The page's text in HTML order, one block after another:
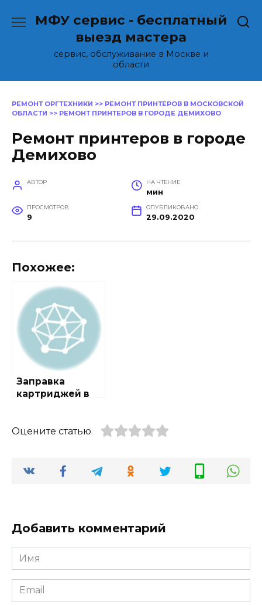
МФУ сервис - бесплатный
выезд мастера
сервис, обслуживание в Москве и
области
РЕМОНТ ОРГТЕХНИКИ >> РЕМОНТ ПРИНТЕРОВ В МОСКОВСКОЙ
ОБЛАСТИ >> РЕМОНТ ПРИНТЕРОВ В ГОРОДЕ ДЕМИХОВО
Ремонт принтеров в городе
Демихово
АВТОР НА ЧТЕНИЕ
мин
ПРОСМОТРОВ
9
ОПУБЛИКОВАНО
29.09.2020
Похожее:
Заправка
картриджей в
Оцените статью
Добавить комментарий
Имя
Email